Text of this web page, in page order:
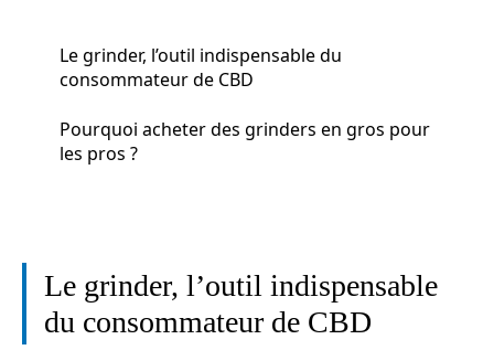
Le grinder, l’outil indispensable du
consommateur de CBD
Pourquoi acheter des grinders en gros pour
les pros ?
Le grinder, l’outil indispensable
du consommateur de CBD